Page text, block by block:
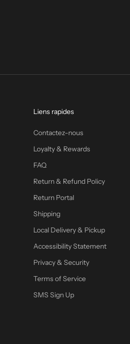
Liens rapides
Contactez-nous
Loyalty & Rewards
FAQ
Return & Refund Policy
Return Portal
Shipping
Local Delivery & Pickup
Accessibility Statement
Privacy & Security
Terms of Service
SMS Sign Up